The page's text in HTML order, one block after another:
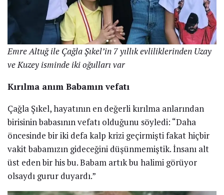
İlginizi Çekebilecek Haberler
Hakan Ural, hakkında yapılan tenkitlere Neler
Oluyor Hayatta ’da yanıt verdi…
Bütün sırların ortaya döküldüğü Yargı’da Ceylin
birine ziyan mı verdi?
Hikaye Gürman: Kararında dekolte severim
Annelik bir mecnunluk hali
Emre Altuğ ile evliliğinden Uzay ve Kuzey isminde iki
çocuğu olan Çağla Şıkel, annelik hakkında şu